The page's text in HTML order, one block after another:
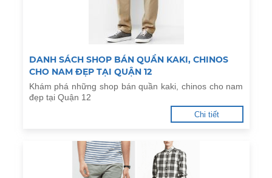
DANH SÁCH SHOP BÁN QUẦN KAKI, CHINOS
CHO NAM ĐẸP TẠI QUẬN 12
Khám phá những shop bán quần kaki, chinos cho nam
đẹp tại Quận 12
Chi tiết